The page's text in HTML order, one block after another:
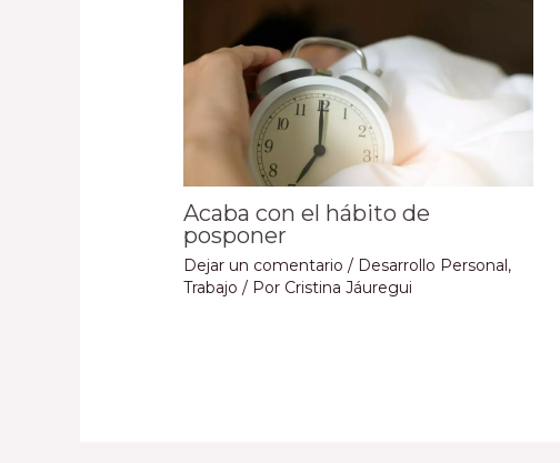
Acaba con el hábito de
posponer
Dejar un comentario / Desarrollo Personal,
Trabajo / Por Cristina Jáuregui